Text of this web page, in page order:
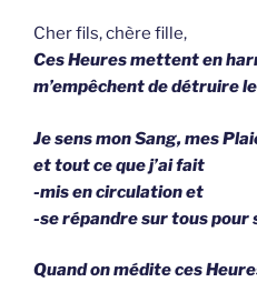
Cher fils, chère fille,
Ces Heures mettent en
m’empêchent de détruire
Je sens mon Sang, mes
et tout ce que j’ai fait
-mis en circulation et
-se répan­dre sur tous pour
Quand on médite ces